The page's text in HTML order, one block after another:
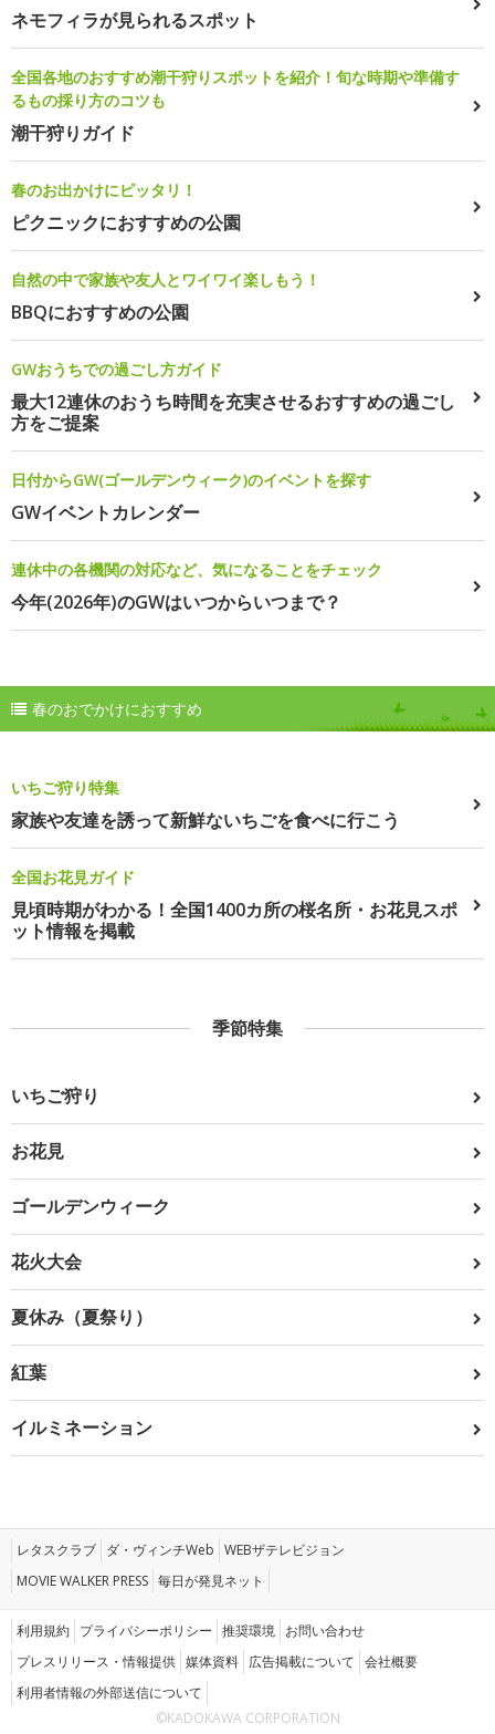
ネモフィラが見られるスポット
全国各地のおすすめ潮干狩りスポットを紹介！旬な時期や準備す
るもの採り方のコツも
潮干狩りガイド
春のお出かけにピッタリ！
ピクニックにおすすめの公園
自然の中で家族や友人とワイワイ楽しもう！
BBQにおすすめの公園
GWおうちでの過ごし方ガイド
最大12連休のおうち時間を充実させるおすすめの過ごし
方をご提案
日付からGW(ゴールデンウィーク)のイベントを探す
GWイベントカレンダー
連休中の各機関の対応など、気になることをチェック
今年(2026年)のGWはいつからいつまで？
春のおでかけにおすすめ
いちご狩り特集
家族や友達を誘って新鮮ないちごを食べに行こう
全国お花見ガイド
見頃時期がわかる！全国1400カ所の桜名所・お花見スポ
ット情報を掲載
季節特集
いちご狩り
お花見
ゴールデンウィーク
花火大会
夏休み（夏祭り）
紅葉
イルミネーション
レタスクラブ ダ・ヴィンチWeb WEBザテレビジョン
MOVIE WALKER PRESS 毎日が発見ネット
利用規約 プライバシーポリシー 推奨環境 お問い合わせ
プレスリリース・情報提供 媒体資料 広告掲載について 会社概要
利用者情報の外部送信について
©KADOKAWA CORPORATION